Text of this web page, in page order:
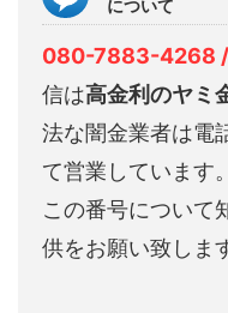
について
080-7883-4268
信は高金利のヤミ
法な闇金業者は電
て営業しています。
この番号について
供をお願い致しま